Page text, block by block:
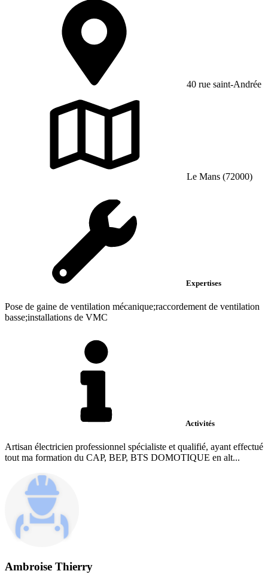
40 rue saint-Andrée
Le Mans (72000)
Expertises
Pose de gaine de ventilation mécanique;raccordement de ventilation
basse;installations de VMC
Activités
Artisan électricien professionnel spécialiste et qualifié, ayant effectué
tout ma formation du CAP, BEP, BTS DOMOTIQUE en alt...
Ambroise Thierry